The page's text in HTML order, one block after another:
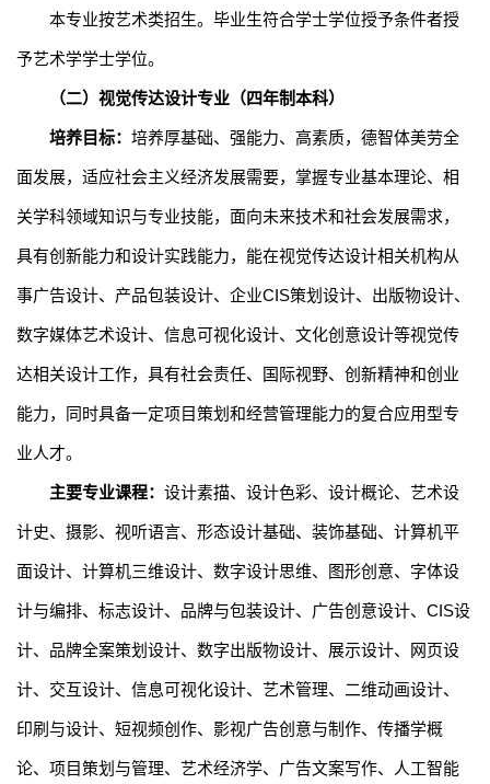
本专业按艺术类招生。毕业生符合学士学位授予条件者授
予艺术学学士学位。
（二） 视觉传达设计专业（四年制本科）
培养目标： 培养厚基础、强能力、高素质，德智体美劳全
面发展，适应社会主义经济发展需要，掌握专业基本理论、相
关学科领域知识与专业技能，面向未来技术和社会发展需求，
具有创新能力和设计实践能力，能在视觉传达设计相关机构从
事广告设计、产品包装设计、企业CIS策划设计、出版物设计、
数字媒体艺术设计、 信息可视化设计、文化创意设计等视觉传
达相关设计工作，具有社会责任、国际视野、创新精神和创业
能力，同时具备一定项目策划和经营管理能力的复合应用型专
业人才。
主要专业课程： 设计素描、 设计色彩、 设计概论、艺术设
计史、摄影、 视听语言、 形态设计基础、装饰基础、计算机平
面设计、计算机三维设计、 数字设计思维、图形创意、 字体设
计与编排、标志设计、 品牌与包装设计、 广告创意设计、 CIS设
计、 品牌全案策划设计、 数字出版物设计、展示设计、网页设
计、 交互设计、 信息可视化设计、 艺术管理、二维动画设计、
印刷与设计、短视频创作、 影视广告创意与制作、传播学概
论、项目策划与管理、 艺术经济学、 广告文案写作、人工智能